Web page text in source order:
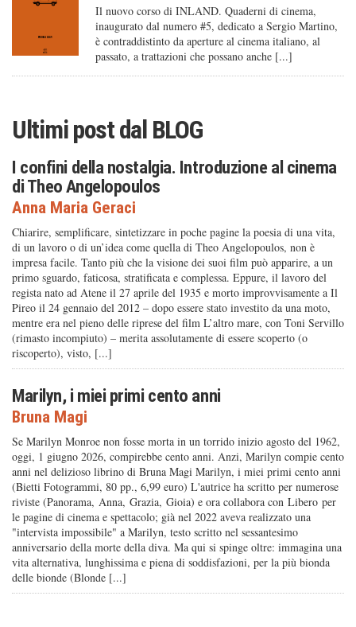
Il nuovo corso di INLAND. Quaderni di cinema,
inaugurato dal numero #5, dedicato a Sergio Martino,
è contraddistinto da aperture al cinema italiano, al
passato, a trattazioni che possano anche [...]
Ultimi post dalBLOG
I confini della nostalgia. Introduzione al cinema
di Theo Angelopoulos
Anna Maria Geraci
Chiarire, semplificare, sintetizzare in poche pagine la poesia di una vita,
di un lavoro o di un’idea come quella di Theo Angelopoulos, non è
impresa facile. Tanto più che la visione dei suoi film può apparire, a un
primo sguardo, faticosa, stratificata e complessa. Eppure, il lavoro del
regista nato ad Atene il 27 aprile del 1935 e morto improvvisamente a Il
Pireo il 24 gennaio del 2012 – dopo essere stato investito da una moto,
mentre era nel pieno delle riprese del film L’altro mare, con Toni Servillo
(rimasto incompiuto) – merita assolutamente di essere scoperto (o
riscoperto), visto, [...]
Marilyn, i miei primi cento anni
Bruna Magi
Se Marilyn Monroe non fosse morta in un torrido inizio agosto del 1962,
oggi, 1 giugno 2026, compirebbe cento anni. Anzi, Marilyn compie cento
anni nel delizioso librino di Bruna Magi Marilyn, i miei primi cento anni
(Bietti Fotogrammi, 80 pp., 6,99 euro) L'autrice ha scritto per numerose
riviste (Panorama, Anna, Grazia, Gioia) e ora collabora con Libero per
le pagine di cinema e spettacolo; già nel 2022 aveva realizzato una
"intervista impossibile" a Marilyn, testo scritto nel sessantesimo
anniversario della morte della diva. Ma qui si spinge oltre: immagina una
vita alternativa, lunghissima e piena di soddisfazioni, per la più bionda
delle bionde (Blonde [...]